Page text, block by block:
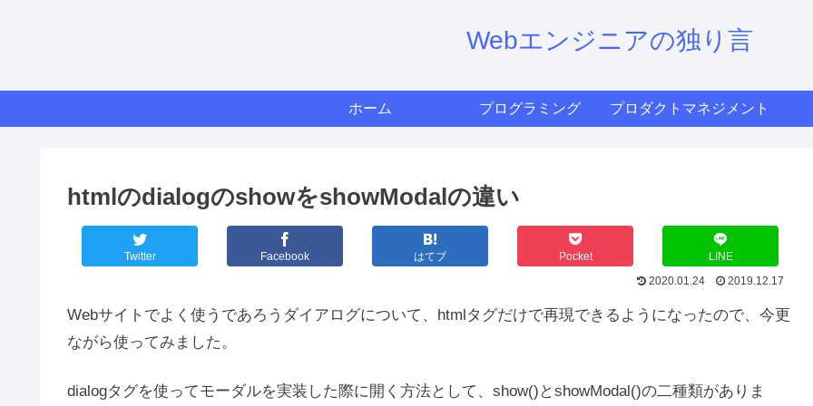
Webエンジニアの独り言
ホーム プログラミング プロダクトマネジメント
htmlのdialogのshowをshowModalの違い
Twitter Facebook はてブ Pocket
LINE
2020.01.24
2019.12.17
Webサイトでよく使うであろうダイアログについて、htmlタグだけで再現できるようになったので、今更
ながら使ってみました。
dialogタグを使ってモーダルを実装した際に開く方法として、show()とshowModal()の二種類がありま